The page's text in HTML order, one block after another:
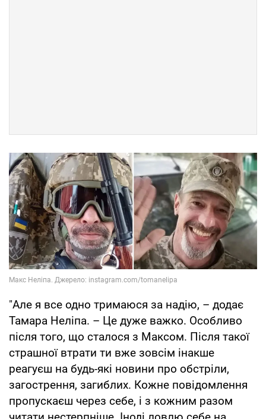
"Але я все одно тримаюся за надію, – додає
Тамара Неліпа. – Це дуже важко. Особливо
після того, що сталося з Максом. Після такої
страшної втрати ти вже зовсім інакше
реагуєш на будь-які новини про обстріли,
загострення, загиблих. Кожне повідомлення
пропускаєш через себе, і з кожним разом